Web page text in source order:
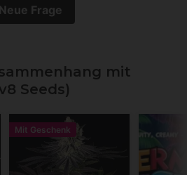
Neue Frage
mit
Seeds)
Mit Geschenk